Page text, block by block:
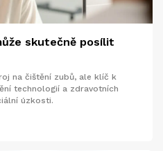
skutečně posílit
na čištění zubů, ale klíč k
technologií a zdravotních
úzkosti.